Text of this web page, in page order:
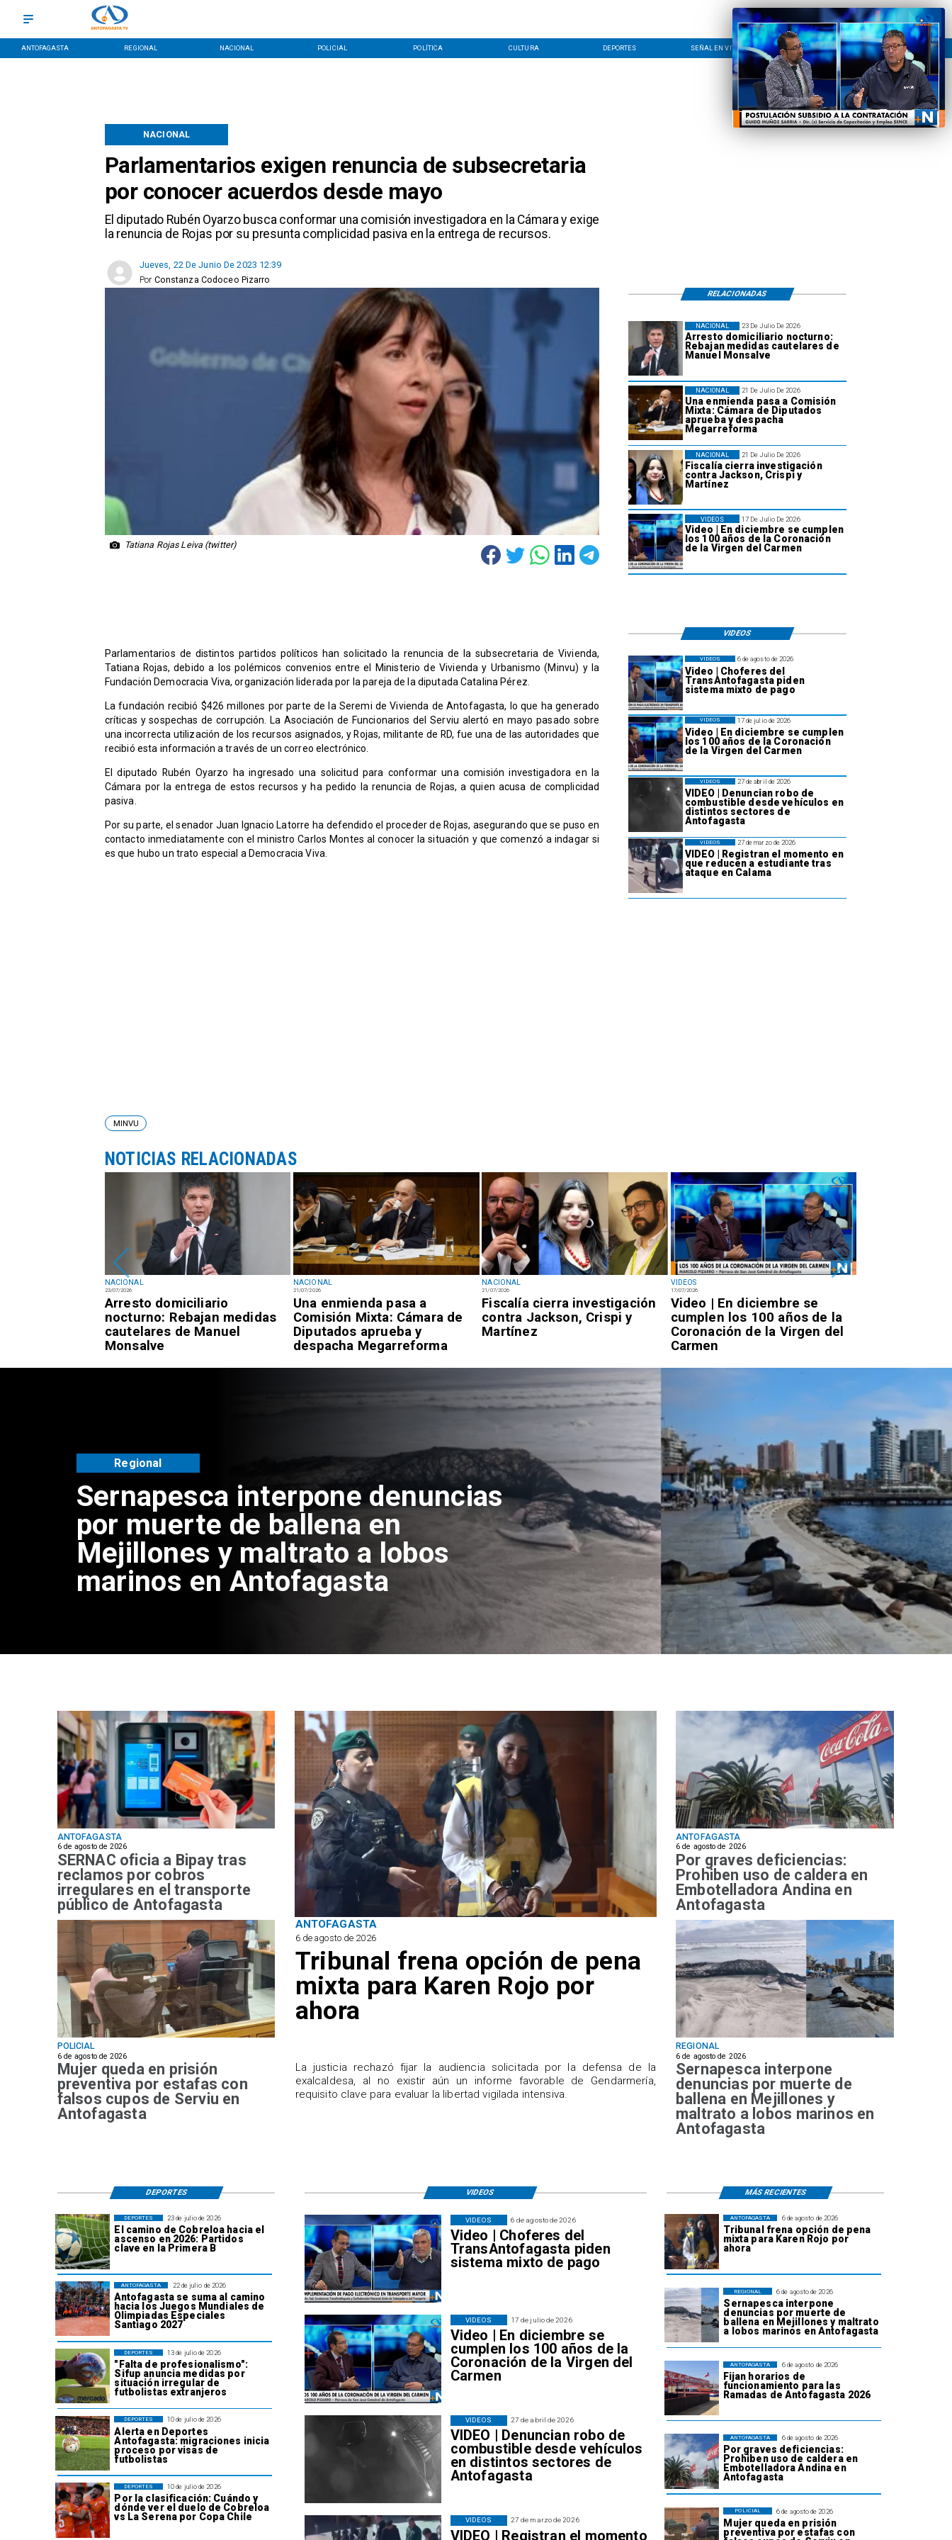
ANTOFAGASTA REGIONAL NACIONAL POLICIAL POLÍTICA CULTURA DEPORTES SEÑAL EN VIVO CONTACTO LÍNEA EDITORIAL
Parlamentarios exigen renuncia de subsecretaria
por conocer acuerdos desde mayo
El diputado Rubén Oyarzo busca conformar una comisión investigadora en la Cámara y exige
la renuncia de Rojas por su presunta complicidad pasiva en la entrega de recursos.
NACIONAL
Jueves, 22 De Junio De 2023 12:39
Constanza Codoceo Pizarro
Por
Tatiana Rojas Leiva (twitter)
23 De Julio De 2026
Arresto domiciliario nocturno:
Rebajan medidas cautelares de
Manuel Monsalve
NACIONAL
21 De Julio De 2026
Una enmienda pasa a Comisión
Mixta: Cámara de Diputados
aprueba y despacha
Megarreforma
NACIONAL
21 De Julio De 2026
Fiscalía cierra investigación
contra Jackson, Crispi y
Martínez
NACIONAL
17 De Julio De 2026
Video | En diciembre se cumplen
los 100 años de la Coronación
de la Virgen del Carmen
VIDEOS
RELACIONADAS
Parlamentarios de distintos partidos políticos han solicitado la renuncia de la subsecretaria de Vivienda,
Tatiana Rojas, debido a los polémicos convenios entre el Ministerio de Vivienda y Urbanismo (Minvu) y la
Fundación Democracia Viva, organización liderada por la pareja de la diputada Catalina Pérez.
La fundación recibió $426 millones por parte de la Seremi de Vivienda de Antofagasta, lo que ha generado
críticas y sospechas de corrupción. La Asociación de Funcionarios del Serviu alertó en mayo pasado sobre
una incorrecta utilización de los recursos asignados, y Rojas, militante de RD, fue una de las autoridades que
recibió esta información a través de un correo electrónico.
El diputado Rubén Oyarzo ha ingresado una solicitud para conformar una comisión investigadora en la
Cámara por la entrega de estos recursos y ha pedido la renuncia de Rojas, a quien acusa de complicidad
pasiva.
Por su parte, el senador Juan Ignacio Latorre ha defendido el proceder de Rojas, asegurando que se puso en
contacto inmediatamente con el ministro Carlos Montes al conocer la situación y que comenzó a indagar si
es que hubo un trato especial a Democracia Viva.
VIDEOS
6 de agosto de 2026
Video | Choferes del
TransAntofagasta piden
sistema mixto de pago
VIDEOS
17 de julio de 2026
Video | En diciembre se cumplen
los 100 años de la Coronación
de la Virgen del Carmen
VIDEOS
27 de abril de 2026
VIDEO | Denuncian robo de
combustible desde vehículos en
distintos sectores de
Antofagasta
VIDEOS
27 de marzo de 2026
VIDEO | Registran el momento en
que reducen a estudiante tras
ataque en Calama
VIDEOS
NACIONAL
23/07/2026
Arresto domiciliario
nocturno: Rebajan medidas
cautelares de Manuel
Monsalve
NACIONAL
21/07/2026
Una enmienda pasa a
Comisión Mixta: Cámara de
Diputados aprueba y
despacha Megarreforma
NACIONAL
21/07/2026
Fiscalía cierra investigación
contra Jackson, Crispi y
Martínez
VIDEOS
17/07/2026
Video | En diciembre se
cumplen los 100 años de la
Coronación de la Virgen del
Carmen
MINVU
NOTICIAS RELACIONADAS
Sernapesca interpone denuncias
por muerte de ballena en
Mejillones y maltrato a lobos
marinos en Antofagasta
Regional
ANTOFAGASTA
6 de agosto de 2026
SERNAC oficia a Bipay tras
reclamos por cobros
irregulares en el transporte
público de Antofagasta
ANTOFAGASTA
6 de agosto de 2026
Tribunal frena opción de pena
mixta para Karen Rojo por
ahora
​La justicia rechazó fijar la audiencia solicitada por la defensa de la
exalcaldesa, al no existir aún un informe favorable de Gendarmería,
requisito clave para evaluar la libertad vigilada intensiva.
POLICIAL
6 de agosto de 2026
Mujer queda en prisión
preventiva por estafas con
falsos cupos de Serviu en
Antofagasta
ANTOFAGASTA
6 de agosto de 2026
Por graves deficiencias:
Prohiben uso de caldera en
Embotelladora Andina en
Antofagasta
REGIONAL
6 de agosto de 2026
Sernapesca interpone
denuncias por muerte de
ballena en Mejillones y
maltrato a lobos marinos en
Antofagasta
6 de agosto de 2026
Tribunal frena opción de pena
mixta para Karen Rojo por
ahora
ANTOFAGASTA
6 de agosto de 2026
Sernapesca interpone
denuncias por muerte de
ballena en Mejillones y maltrato
a lobos marinos en Antofagasta
REGIONAL
6 de agosto de 2026
Fijan horarios de
funcionamiento para las
Ramadas de Antofagasta 2026
ANTOFAGASTA
6 de agosto de 2026
Por graves deficiencias:
Prohiben uso de caldera en
Embotelladora Andina en
Antofagasta
ANTOFAGASTA
6 de agosto de 2026
Mujer queda en prisión
preventiva por estafas con
POLICIAL
23 de julio de 2026
El camino de Cobreloa hacia el
ascenso en 2026: Partidos
clave en la Primera B
DEPORTES
22 de julio de 2026
Antofagasta se suma al camino
hacia los Juegos Mundiales de
Olimpiadas Especiales
Santiago 2027
ANTOFAGASTA
13 de julio de 2026
"Falta de profesionalismo":
Sifup anuncia medidas por
situación irregular de
futbolistas extranjeros
DEPORTES
10 de julio de 2026
Alerta en Deportes
Antofagasta: migraciones inicia
proceso por visas de
futbolistas
DEPORTES
10 de julio de 2026
Por la clasificación: Cuándo y
dónde ver el duelo de Cobreloa
vs La Serena por Copa Chile
DEPORTES
6 de agosto de 2026
Video | Choferes del
TransAntofagasta piden
sistema mixto de pago
VIDEOS
17 de julio de 2026
Video | En diciembre se
cumplen los 100 años de la
Coronación de la Virgen del
Carmen
VIDEOS
27 de abril de 2026
VIDEO | Denuncian robo de
combustible desde vehículos
en distintos sectores de
Antofagasta
VIDEOS
27 de marzo de 2026
VIDEO | Registran el momento
VIDEOS
VIDEOS
DEPORTES MÁS RECIENTES